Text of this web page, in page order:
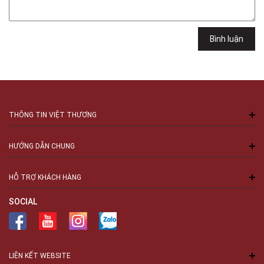
Bình luận
THÔNG TIN VIỆT THƯƠNG
HƯỚNG DẪN CHUNG
HỖ TRỢ KHÁCH HÀNG
SOCIAL
LIÊN KẾT WEBSITE